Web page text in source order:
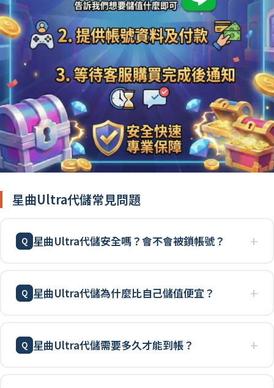
星曲Ultra代儲常見問題
星曲Ultra代儲安全嗎？會不會被鎖帳號？
星曲Ultra代儲為什麼比自己儲值便宜？
星曲Ultra代儲需要多久才能到帳？